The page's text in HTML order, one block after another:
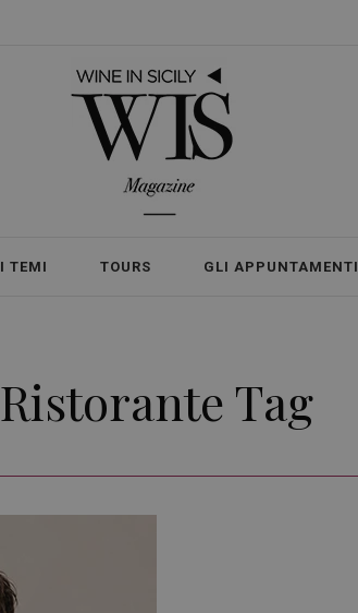
I TEMI TOURS GLI APPUNTAMENTI
Ristorante Tag